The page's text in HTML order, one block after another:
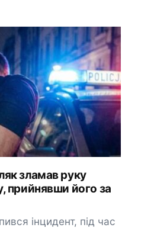
зламав руку
прийнявши його за
інцидент, під час